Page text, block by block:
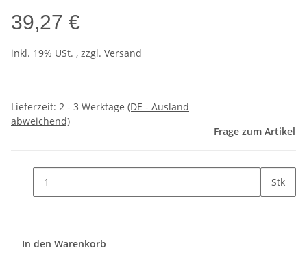
39,27 €
inkl. 19% USt. , zzgl. Versand
Lieferzeit: 2 - 3 Werktage (DE - Ausland
abweichend)
Frage zum Artikel
Stk
In den Warenkorb